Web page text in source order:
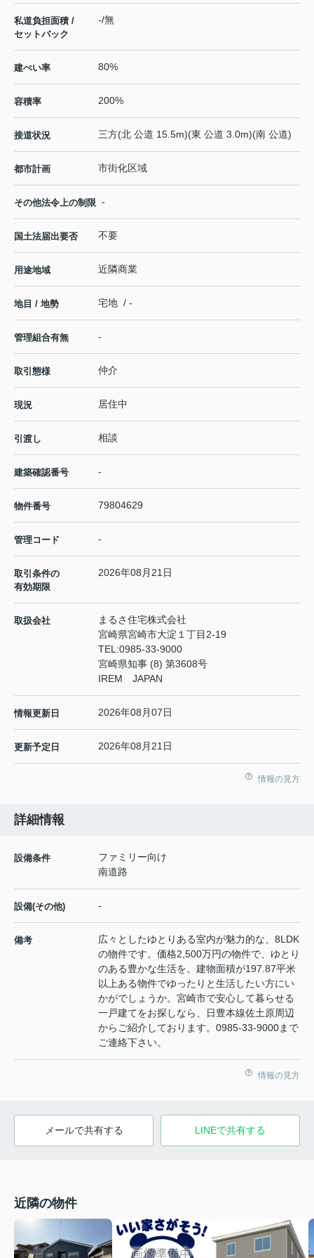
私道負担面積 /
セットバック
-/無
建ぺい率 80%
容積率 200%
接道状況 三方(北 公道 15.5m)(東 公道 3.0m)(南 公道)
都市計画 市街化区域
その他法令上の制限 -
国土法届出要否 不要
用途地域 近隣商業
地目 / 地勢 宅地 / -
管理組合有無 -
取引態様 仲介
現況 居住中
引渡し 相談
建築確認番号 -
物件番号 79804629
管理コード -
取引条件の
有効期限
2026年08月21日
取扱会社
まるさ住宅株式会社
宮崎県宮崎市大淀１丁目2-19
TEL:0985-33-9000
宮崎県知事 (8) 第3608号
IREM JAPAN
情報更新日 2026年08月07日
更新予定日 2026年08月21日
情報の見方
詳細情報
設備条件
ファミリー向け
南道路
設備(その他) -
備考
広々としたゆとりある室内が魅力的な、8LDK
の物件です。価格2,500万円の物件で、ゆとり
のある豊かな生活を。建物面積が197.87平米
以上ある物件でゆったりと生活したい方にい
かがでしょうか。宮崎市で安心して暮らせる
一戸建てをお探しなら、日豊本線佐土原周辺
からご紹介しております。0985-33-9000まで
ご連絡下さい。
情報の見方
メールで共有する LINEで共有する
近隣の物件